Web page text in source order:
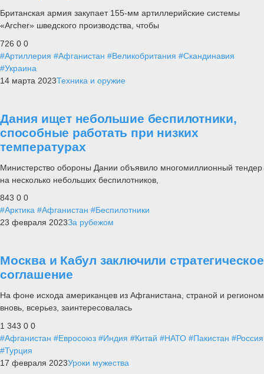
Британская армия закупает 155-мм артиллерийские системы
«Archer» шведского производства, чтобы
726 0 0
#Артиллерия #Афганистан #Великобритания #Скандинавия
#Украина
14 марта 2023Техника и оружие
Дания ищет небольшие беспилотники,
способные работать при низких
температурах
Министерство обороны Дании объявило многомиллионный тендер
на несколько небольших беспилотников,
843 0 0
#Арктика #Афганистан #Беспилотники
23 февраля 2023За рубежом
Москва и Кабул заключили стратегическое
соглашение
На фоне исхода американцев из Афганистана, страной и регионом
вновь, всерьез, заинтересовалась
1 343 0 0
#Афганистан #Евросоюз #Индия #Китай #НАТО #Пакистан #Россия
#Турция
17 февраля 2023Уроки мужества